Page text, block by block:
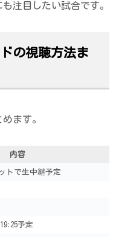
注目したい試合です。
の視聴方法ま
ます。
内容
トで生中継予定
予定